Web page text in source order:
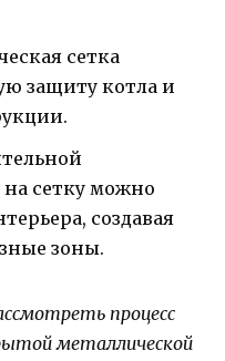
сетка
защиту котла и
сетку можно
создавая
зоны.
процесс
металлической